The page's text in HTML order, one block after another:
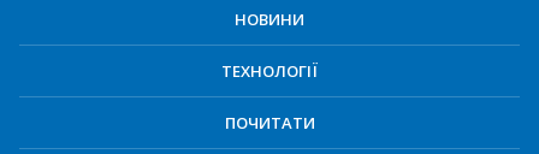
НОВИНИ
ТЕХНОЛОГІЇ
ПОЧИТАТИ